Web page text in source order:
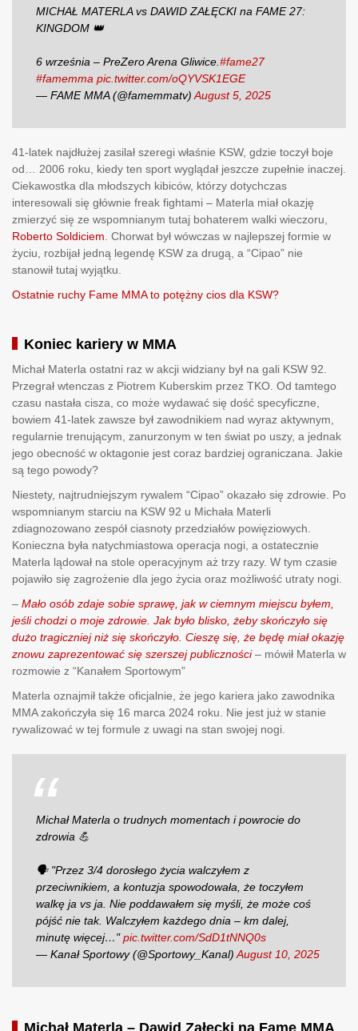
MICHAŁ MATERLA vs DAWID ZAŁĘCKI na FAME 27:
KINGDOM 👑
6 września – PreZero Arena Gliwice. #fame27
#famemma pic.twitter.com/oQYVSK1EGE
— FAME MMA (@famemmatv) August 5, 2025
41-latek najdłużej zasilał szeregi właśnie KSW, gdzie toczył boje
od… 2006 roku, kiedy ten sport wyglądał jeszcze zupełnie inaczej.
Ciekawostka dla młodszych kibiców, którzy dotychczas
interesowali się głównie freak fightami – Materla miał okazję
zmierzyć się ze wspomnianym tutaj bohaterem walki wieczoru,
Roberto Soldiciem . Chorwat był wówczas w najlepszej formie w
życiu, rozbijał jedną legendę KSW za drugą, a “Cipao” nie
stanowił tutaj wyjątku.
Ostatnie ruchy Fame MMA to potężny cios dla KSW?
Koniec kariery w MMA
Michał Materla ostatni raz w akcji widziany był na gali KSW 92.
Przegrał wtenczas z Piotrem Kuberskim przez TKO. Od tamtego
czasu nastała cisza, co może wydawać się dość specyficzne,
bowiem 41-latek zawsze był zawodnikiem nad wyraz aktywnym,
regularnie trenującym, zanurzonym w ten świat po uszy, a jednak
jego obecność w oktagonie jest coraz bardziej ograniczana. Jakie
są tego powody?
Niestety, najtrudniejszym rywalem “Cipao” okazało się zdrowie. Po
wspomnianym starciu na KSW 92 u Michała Materli
zdiagnozowano zespół ciasnoty przedziałów powięziowych.
Konieczna była natychmiastowa operacja nogi, a ostatecznie
Materla lądował na stole operacyjnym aż trzy razy. W tym czasie
pojawiło się zagrożenie dla jego życia oraz możliwość utraty nogi.
– Mało osób zdaje sobie sprawę, jak w ciemnym miejscu byłem,
jeśli chodzi o moje zdrowie. Jak było blisko, żeby skończyło się
dużo tragiczniej niż się skończyło. Cieszę się, że będę miał okazję
znowu zaprezentować się szerszej publiczności– mówił Materla w
rozmowie z “Kanałem Sportowym”
Materla oznajmił także oficjalnie, że jego kariera jako zawodnika
MMA zakończyła się 16 marca 2024 roku. Nie jest już w stanie
rywalizować w tej formule z uwagi na stan swojej nogi.
Michał Materla o trudnych momentach i powrocie do
zdrowia 💪
🗣️ "Przez 3/4 dorosłego życia walczyłem z
przeciwnikiem, a kontuzja spowodowała, że toczyłem
walkę ja vs ja. Nie poddawałem się myśli, że może coś
pójść nie tak. Walczyłem każdego dnia – km dalej,
minutę więcej…"pic.twitter.com/SdD1tNNQ0s
— Kanał Sportowy (@Sportowy_Kanal) August 10, 2025
Michał Materla – Dawid Załęcki na Fame MMA